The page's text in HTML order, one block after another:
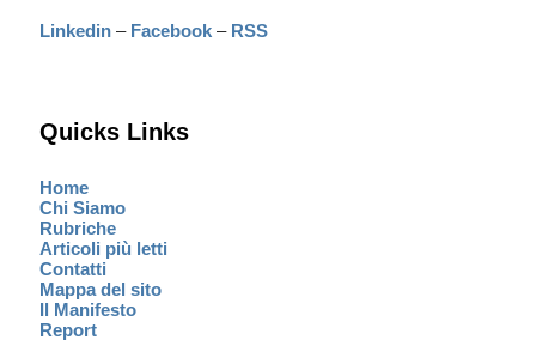
Linkedin – Facebook – RSS
Quicks Links
Home
Chi Siamo
Rubriche
Articoli più letti
Contatti
Mappa del sito
Il Manifesto
Report